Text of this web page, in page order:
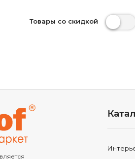
Товары со скидкой